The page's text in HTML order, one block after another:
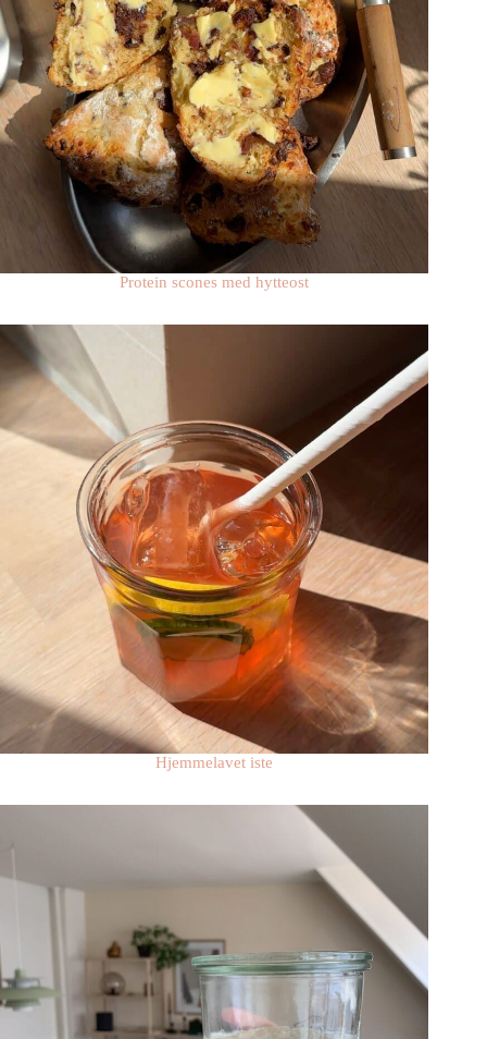
Protein scones med hytteost
Hjemmelavet iste